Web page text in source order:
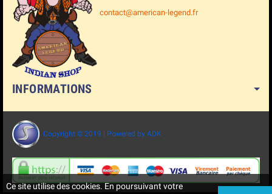
contact@american-legend.fr
INFORMATIONS
Copyright © 2019 | Powered by ADK
Ce site utilise des cookies. En poursuivant votre